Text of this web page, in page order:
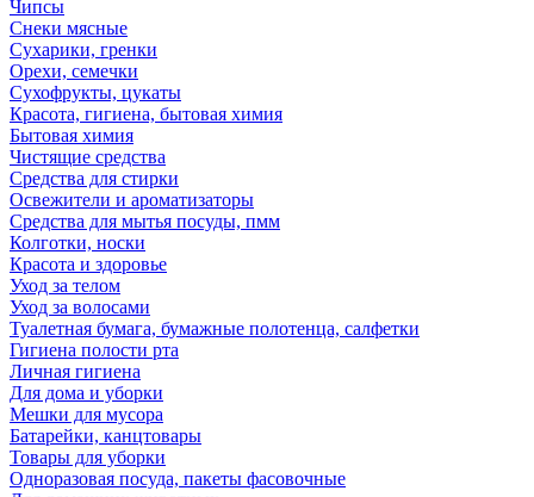
Чипсы
Снеки мясные
Сухарики, гренки
Орехи, семечки
Сухофрукты, цукаты
Красота, гигиена, бытовая химия
Бытовая химия
Чистящие средства
Средства для стирки
Освежители и ароматизаторы
Средства для мытья посуды, пмм
Колготки, носки
Красота и здоровье
Уход за телом
Уход за волосами
Туалетная бумага, бумажные полотенца, салфетки
Гигиена полости рта
Личная гигиена
Для дома и уборки
Мешки для мусора
Батарейки, канцтовары
Товары для уборки
Одноразовая посуда, пакеты фасовочные